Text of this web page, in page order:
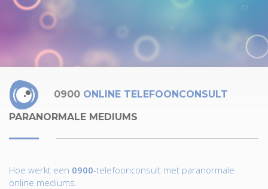
0900 ONLINE TELEFOONCONSULT
PARANORMALE MEDIUMS
Hoe werkt een 0900-telefoonconsult met paranormale
online mediums.